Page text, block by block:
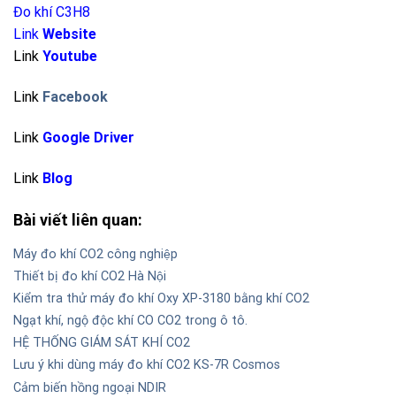
Đo khí C3H8
Link Website
Link Youtube
Link Facebook
Link Google Driver
Link Blog
Bài viết liên quan:
Máy đo khí CO2 công nghiệp
Thiết bị đo khí CO2 Hà Nội
Kiểm tra thử máy đo khí Oxy XP-3180 bằng khí CO2
Ngạt khí, ngộ độc khí CO CO2 trong ô tô.
HỆ THỐNG GIÁM SÁT KHÍ CO2
Lưu ý khi dùng máy đo khí CO2 KS-7R Cosmos
Cảm biến hồng ngoại NDIR